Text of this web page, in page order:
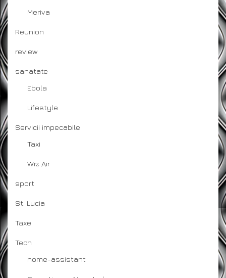
Meriva
Reunion
review
sanatate
Ebola
Lifestyle
Servicii impecabile
Taxi
Wiz Air
sport
St. Lucia
Taxe
Tech
home-assistant